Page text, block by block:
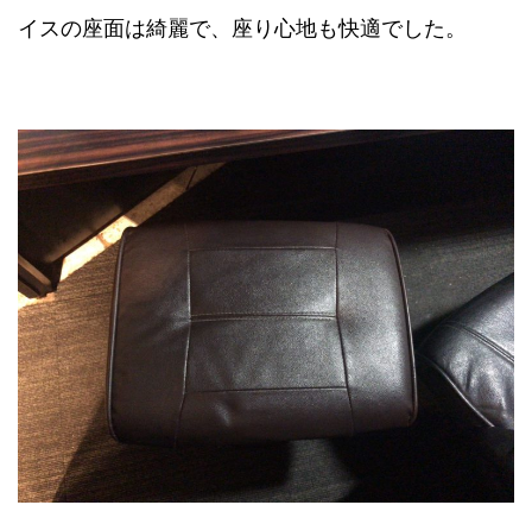
イスの座面は綺麗で、座り心地も快適でした。